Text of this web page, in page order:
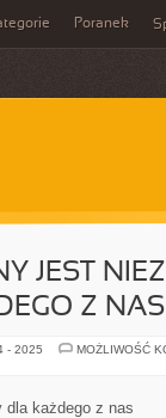
Poranek
JEST
Z NAS
- 2025
MOŻLIWOŚĆ
dla każdego z nas